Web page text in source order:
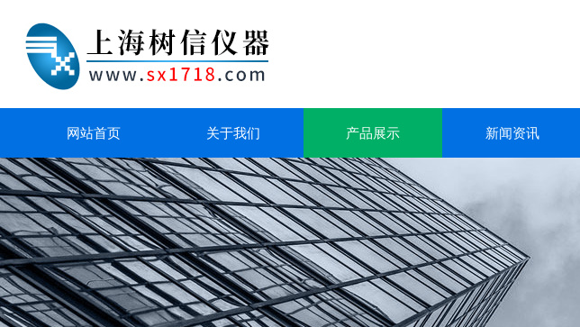
网站首页 关于我们 产品展示 新闻资讯